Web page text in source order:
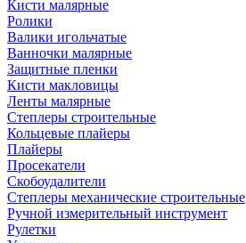
Кисти малярные
Ролики
Валики игольчатые
Ванночки малярные
Защитные пленки
Кисти макловицы
Ленты малярные
Степлеры строительные
Кольцевые плайеры
Плайеры
Просекатели
Скобоудалители
Степлеры механические строительные
Ручной измерительный инструмент
Рулетки